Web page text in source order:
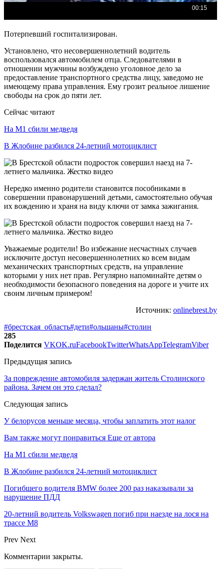
Потерпевший госпитализирован.
Установлено, что несовершеннолетний водитель
воспользовался автомобилем отца. Следователями в
отношении мужчины возбуждено уголовное дело за
предоставление транспортного средства лицу, заведомо не
имеющему права управления. Ему грозит реальное лишение
свободы на срок до пяти лет.
Сейчас читают
На М1 сбили медведя
В Жлобине разбился 24-летний мотоциклист
Нередко именно родители становится пособниками в
совершении правонарушений детьми, самостоятельно обучая
их вождению и храня на виду ключи от замка зажигания.
Уважаемые родители! Во избежание несчастных случаев
исключите доступ несовершеннолетних ко всем видам
механических транспортных средств, на управление
которыми у них нет прав. Регулярно напоминайте детям о
необходимости безопасного поведения на дороге и учите их
своим личным примером!
Источник: onlinebrest.by
#брестская_область#дети#ольшаны#столин
285
Поделится VKOK.ruFacebookTwitterWhatsAppTelegramViber
Предыдущая запись
За повреждение автомобиля задержан житель Столинского
района. Зачем он это сделал?
Следующая запись
У белорусов меньше месяца, чтобы заплатить этот налог
Вам также могут понравиться Еще от автора
На М1 сбили медведя
В Жлобине разбился 24-летний мотоциклист
Погибшего водителя BMW более 200 раз наказывали за
нарушение ПДД
20-летний водитель Volkswagen погиб при наезде на лося на
трассе М8
Prev Next
Комментарии закрыты.